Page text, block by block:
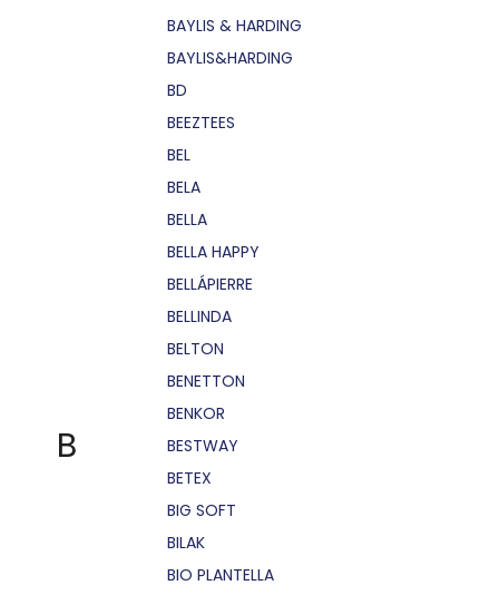
B
BAYLIS & HARDING
BAYLIS&HARDING
BD
BEEZTEES
BEL
BELA
BELLA
BELLA HAPPY
BELLÁPIERRE
BELLINDA
BELTON
BENETTON
BENKOR
BESTWAY
BETEX
BIG SOFT
BILAK
BIO PLANTELLA